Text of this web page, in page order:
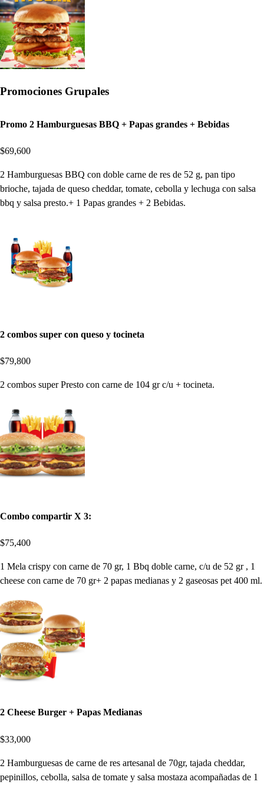
Promociones Grupales
Promo 2 Hamburguesas BBQ + Papas grandes + Bebidas
$69,600
2 Hamburguesas BBQ con doble carne de res de 52 g, pan tipo
brioche, tajada de queso cheddar, tomate, cebolla y lechuga con salsa
bbq y salsa presto.+ 1 Papas grandes + 2 Bebidas.
2 combos super con queso y tocineta
$79,800
2 combos super Presto con carne de 104 gr c/u + tocineta.
Combo compartir X 3:
$75,400
1 Mela crispy con carne de 70 gr, 1 Bbq doble carne, c/u de 52 gr , 1
cheese con carne de 70 gr+ 2 papas medianas y 2 gaseosas pet 400 ml.
2 Cheese Burger + Papas Medianas
$33,000
2 Hamburguesas de carne de res artesanal de 70gr, tajada cheddar,
pepinillos, cebolla, salsa de tomate y salsa mostaza acompañadas de 1